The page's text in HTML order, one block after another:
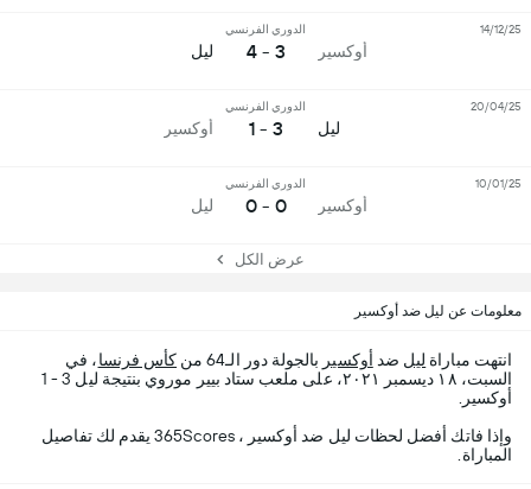
أوكسير
الدوري الفرنسي
3 - 4 ليل
14/12/25
ليل
الدوري الفرنسي
3 - 1 أوكسير
20/04/25
أوكسير
الدوري الفرنسي
0 - 0 ليل
10/01/25
عرض الكل
معلومات عن ليل ضد أوكسير
انتهت مباراة ليل ضد أوكسير بالجولة دور الـ64 من كأس فرنسا، في
السبت، ١٨ ديسمبر ٢٠٢١، على ملعب ستاد بيير موروي بنتيجة ليل 3 - 1
أوكسير.
وإذا فاتك أفضل لحظات ليل ضد أوكسير ، 365Scores يقدم لك تفاصيل
المباراة.